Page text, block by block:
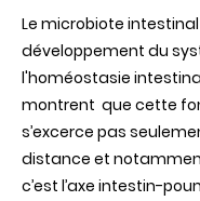
Le microbiote
développement du
l'homéostasie
montrent que cette
s’excerce pas
distance et
c’est l’axe intestin-